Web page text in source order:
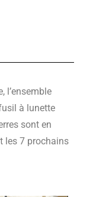
l’ensemble
à lunette
sont en
les 7 prochains